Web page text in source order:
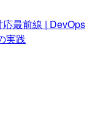
応最前線 | DevOps
実践